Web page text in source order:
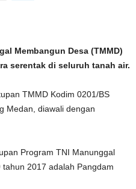
Membangun Desa (TMMD)
serentak di seluruh tanah air.
TMMD Kodim 0201/BS
Medan, diawali dengan
Program TNI Manunggal
2017 adalah Pangdam